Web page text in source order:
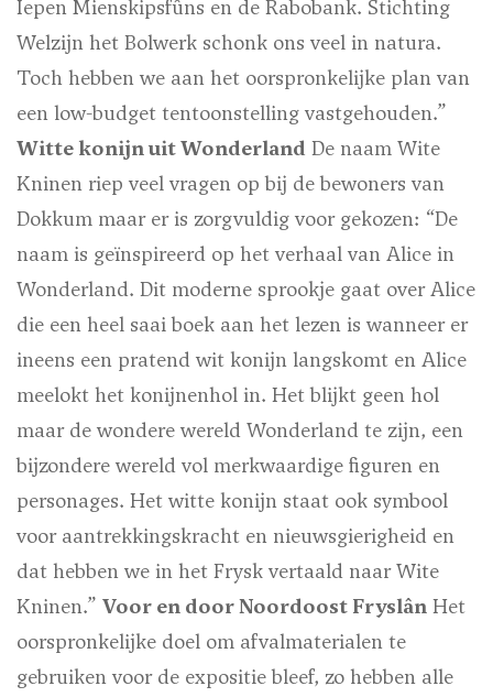
Iepen Mienskipsfûns en de Rabobank. Stichting
Welzijn het Bolwerk schonk ons veel in natura.
Toch hebben we aan het oorspronkelijke plan van
een low-budget tentoonstelling vastgehouden.”
Witte konijn uit Wonderland De naam Wite
Kninen riep veel vragen op bij de bewoners van
Dokkum maar er is zorgvuldig voor gekozen: “De
naam is geïnspireerd op het verhaal van Alice in
Wonderland. Dit moderne sprookje gaat over Alice
die een heel saai boek aan het lezen is wanneer er
ineens een pratend wit konijn langskomt en Alice
meelokt het konijnenhol in. Het blijkt geen hol
maar de wondere wereld Wonderland te zijn, een
bijzondere wereld vol merkwaardige figuren en
personages. Het witte konijn staat ook symbool
voor aantrekkingskracht en nieuwsgierigheid en
dat hebben we in het Frysk vertaald naar Wite
Kninen.” Voor en door Noordoost Fryslân Het
oorspronkelijke doel om afvalmaterialen te
gebruiken voor de expositie bleef, zo hebben alle